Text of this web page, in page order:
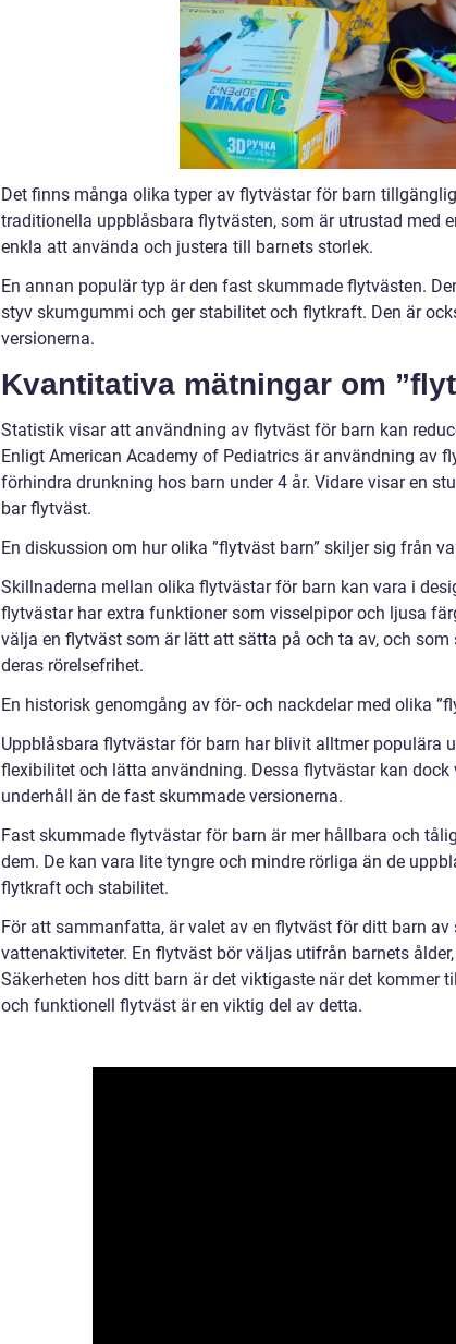
Det finns många olika typer av flytvästar för barn
traditionella uppblåsbara flytvästen, som är utrustad med
enkla att använda och justera till barnets storlek.
En annan populär typ är den fast skummade flytvästen.
styv skumgummi och ger stabilitet och flytkraft. Den är
versionerna.
Kvantitativa mätningar om
Statistik visar att användning av flytväst för barn kan
Enligt American Academy of Pediatrics är användning av
förhindra drunkning hos barn under 4 år. Vidare visar en
bar flytväst.
En diskussion om hur olika ”flytväst barn” skiljer sig från
Skillnaderna mellan olika flytvästar för barn kan vara i
flytvästar har extra funktioner som visselpipor och ljusa
välja en flytväst som är lätt att sätta på och ta av, och
deras rörelsefrihet.
En historisk genomgång av för- och nackdelar med olika
Uppblåsbara flytvästar för barn har blivit alltmer populära
flexibilitet och lätta användning. Dessa flytvästar kan
underhåll än de fast skummade versionerna.
Fast skummade flytvästar för barn är mer hållbara och
dem. De kan vara lite tyngre och mindre rörliga än de
flytkraft och stabilitet.
För att sammanfatta, är valet av en flytväst för ditt barn av
vattenaktiviteter. En flytväst bör väljas utifrån barnets
Säkerheten hos ditt barn är det viktigaste när det kommer
och funktionell flytväst är en viktig del av detta.